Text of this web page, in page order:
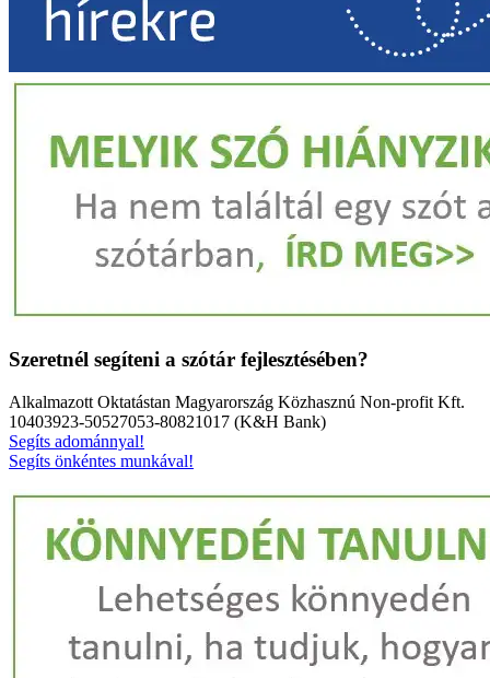
Szeretnél segíteni a szótár fejlesztésében?
Alkalmazott Oktatástan Magyarország Közhasznú Non-profit Kft.
10403923-50527053-80821017 (K&H Bank)
Segíts adománnyal!
Segíts önkéntes munkával!